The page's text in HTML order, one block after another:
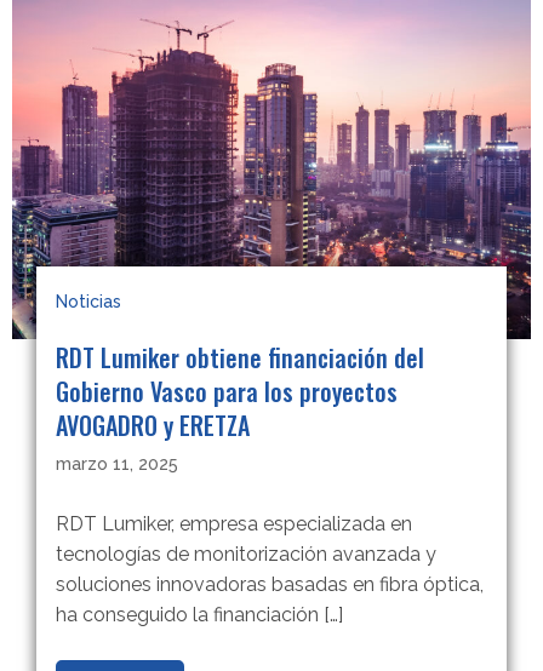
Noticias
RDT Lumiker obtiene financiación del
Gobierno Vasco para los proyectos
AVOGADRO y ERETZA
marzo 11, 2025
RDT Lumiker, empresa especializada en
tecnologías de monitorización avanzada y
soluciones innovadoras basadas en fibra óptica,
ha conseguido la financiación […]